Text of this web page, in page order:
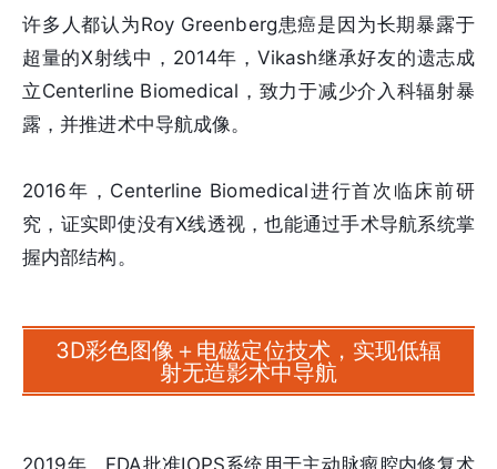
许多人都认为Roy Greenberg患癌是因为长期暴露于
超量的X射线中，2014年，Vikash继承好友的遗志成
立Centerline Biomedical，致力于减少介入科辐射暴
露，并推进术中导航成像。
2016年，Centerline Biomedical进行首次临床前研
究，证实即使没有X线透视，也能通过手术导航系统掌
握内部结构。
3D彩色图像＋电磁定位技术，实现低辐
射无造影术中导航
2019年，FDA批准IOPS系统用于主动脉瘤腔内修复术